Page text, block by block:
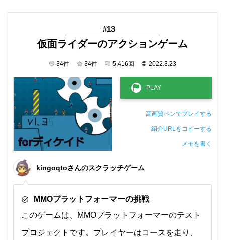
#13
仮面ライダーのアクションゲーム
34件 34件 5,416 回 © 2022.3.23
高画質ペンでプレイする
紹介URLをコピーする
メモを書く
kingoqtoさんのスクラッチゲーム
MMOプラットフォーマーの挑戦
このゲームは、MMOプラットフォーマーのテスト
プロジェクトです。プレイヤーはコースを走り、